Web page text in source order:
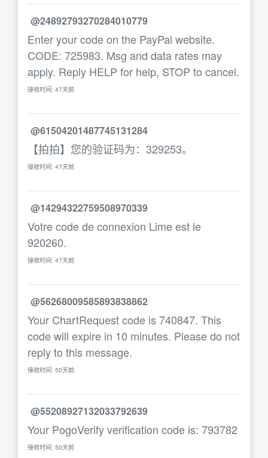
@24892793270284010779
Enter your code on the PayPal website.
CODE: 725983. Msg and data rates may
apply. Reply HELP for help, STOP to cancel.
接收时间: 47天前
@61504201487745131284
【拍拍】您的验证码为：329253。
接收时间: 47天前
@14294322759508970339
Votre code de connexion Lime est le
920260.
接收时间: 47天前
@56268009585893838862
Your ChartRequest code is 740847. This
code will expire in 10 minutes. Please do not
reply to this message.
接收时间: 50天前
@55208927132033792639
Your PogoVerify verification code is: 793782
接收时间: 50天前